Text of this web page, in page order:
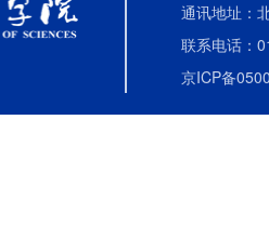
通讯地址：
联系电话：
京ICP备